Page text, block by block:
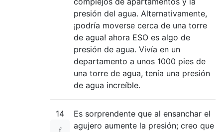
presión del agua. Alternativamente,
¡podría moverse cerca de una torre
de agua! ahora ESO es algo de
presión de agua. Vivía en un
departamento a unos 1000 pies de
una torre de agua, tenía una presión
de agua increíble.
14
Es sorprendente que al ensanchar el
agujero aumente la presión; creo que